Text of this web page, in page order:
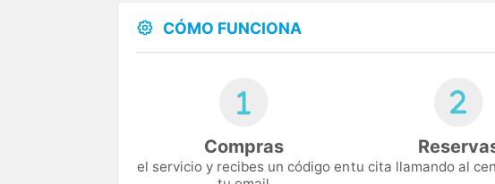
CÓMO FUNCIONA
Compras
el servicio y recibes un código entu cita llamando al